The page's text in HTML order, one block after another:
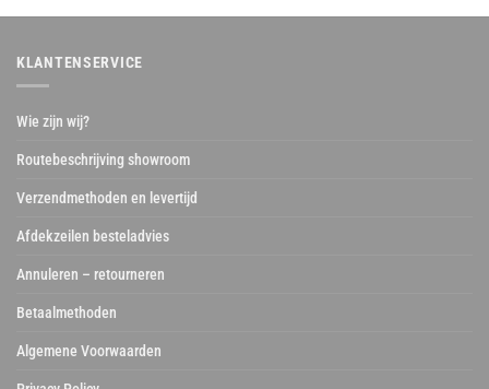
KLANTENSERVICE
Wie zijn wij?
Routebeschrijving showroom
Verzendmethoden en levertijd
Afdekzeilen besteladvies
Annuleren – retourneren
Betaalmethoden
Algemene Voorwaarden